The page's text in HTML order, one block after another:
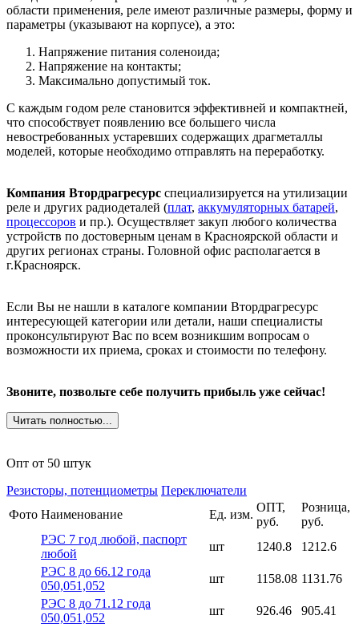
области применения, реле имеют различные размеры, форму и
параметры (указывают на корпусе), а это:
Напряжение питания соленоида;
Напряжение на контакты;
Максимально допустимый ток.
С каждым годом реле становится эффективней и компактней,
что способствует появлению все большего числа
невостребованных устаревших содержащих драгметаллы
моделей, которые необходимо отправлять на переработку.
Компания Втордрагресурс специализируется на утилизации
реле и других радиодеталей (плат, аккумуляторных батарей,
процессоров и пр.). Осуществляет закуп любого количества
устройств по достоверным ценам в Красноярской области и
других регионах страны. Головной офис располагается в
г.Красноярск.
Если Вы не нашли в каталоге компании Втордрагресурс
интересующей категории или детали, наши специалисты
проконсультируют Вас по всем возникшим вопросам о
возможности их приема, сроках и стоимости по телефону.
Звоните, позвольте себе получить прибыль уже сейчас!
Читать полностью...
Опт от 50 штук
Резисторы, потенциометры Переключатели
Фото Наименование Ед. изм.
ОПТ,
руб.
Розница,
руб.
РЭС 7 год любой, паспорт
любой
шт 1240.8
1212.6
РЭС 8 до 66.12 года
050,051,052
шт 1158.08 1131.76
РЭС 8 до 71.12 года
050,051,052
шт 926.46
905.41